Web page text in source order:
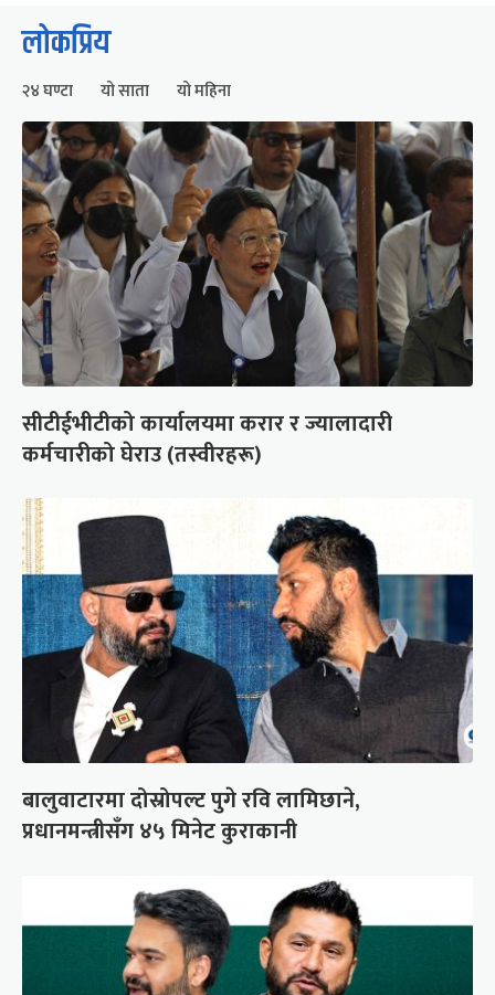
लोकप्रिय
२४ घण्टा यो साता यो महिना
सीटीईभीटीको कार्यालयमा करार र ज्यालादारी
कर्मचारीको घेराउ (तस्वीरहरू)
बालुवाटारमा दोस्रोपल्ट पुगे रवि लामिछाने,
प्रधानमन्त्रीसँग ४५ मिनेट कुराकानी